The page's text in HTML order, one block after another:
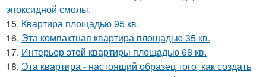
эпоксидной смолы.
15. Квартира площадью 95 кв.
16. Эта компактная квартира площадью 35 кв.
17. Интерьер этой квартиры площадью 68 кв.
18. Эта квартира - настоящий образец того, как создать